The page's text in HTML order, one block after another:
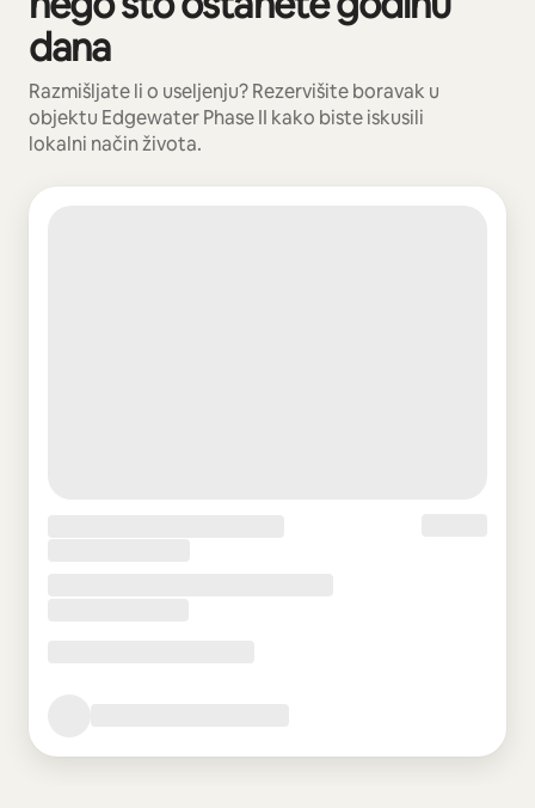
dana
Razmišljate li o useljenju? Rezervišite boravak u
objektu Edgewater Phase II kako biste iskusili
lokalni način života.